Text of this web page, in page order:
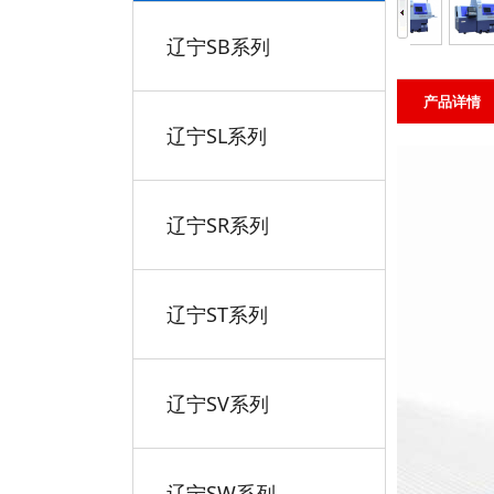
辽宁SB系列
辽宁SL系列
辽宁SR系列
辽宁ST系列
辽宁SV系列
产品详情